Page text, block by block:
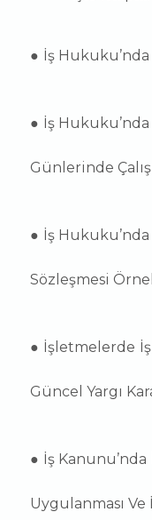
● İş Hukuku’nda
● İş Hukuku’nda
Günlerinde
● İş Hukuku’nda
Sözleşmesi
● İşletmelerde
Güncel Yargı
● İş Kanunu’nda
Uygulanması Ve